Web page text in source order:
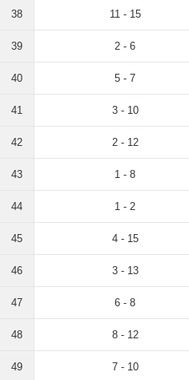
38 11 - 15
39 2 - 6
40 5 - 7
41 3 - 10
42 2 - 12
43 1 - 8
44 1 - 2
45 4 - 15
46 3 - 13
47 6 - 8
48 8 - 12
49 7 - 10